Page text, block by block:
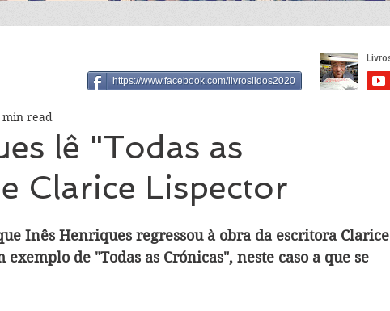
lê "Todas as
Clarice Lispector
min read
Inês Henriques regressou à obra da escritora Clarice
de "Todas as Crónicas", neste caso a que se
https://www.facebook.com/livroslidos2020